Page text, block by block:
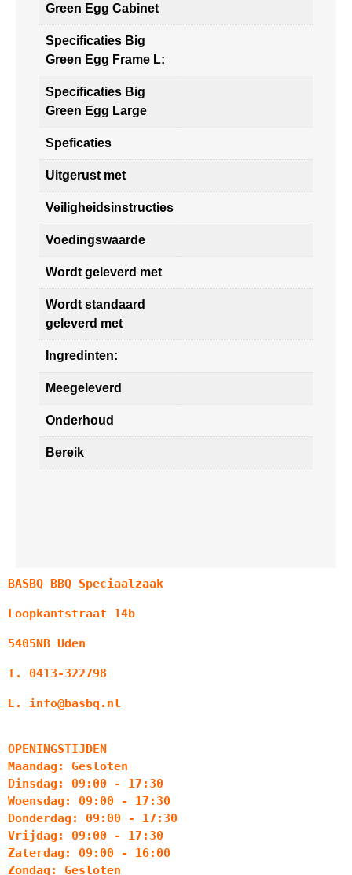
Green Egg Cabinet
Specificaties Big
Green Egg Frame L:
Specificaties Big
Green Egg Large
Speficaties
Uitgerust met
Veiligheidsinstructies
Voedingswaarde
Wordt geleverd met
Wordt standaard
geleverd met
Ingredinten:
Meegeleverd
Onderhoud
Bereik
BASBQ BBQ Speciaalzaak
Loopkantstraat 14b
5405NB Uden
T. 0413-322798
E. info@basbq.nl
OPENINGSTIJDEN
Maandag: Gesloten
Dinsdag: 09:00 - 17:30
Woensdag: 09:00 - 17:30
Donderdag: 09:00 - 17:30
Vrijdag: 09:00 - 17:30
Zaterdag: 09:00 - 16:00
Zondag: Gesloten